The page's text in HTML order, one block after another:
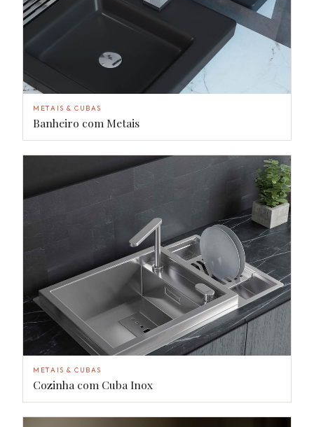
METAIS & CUBAS
Banheiro com Metais
METAIS & CUBAS
Cozinha com Cuba Inox